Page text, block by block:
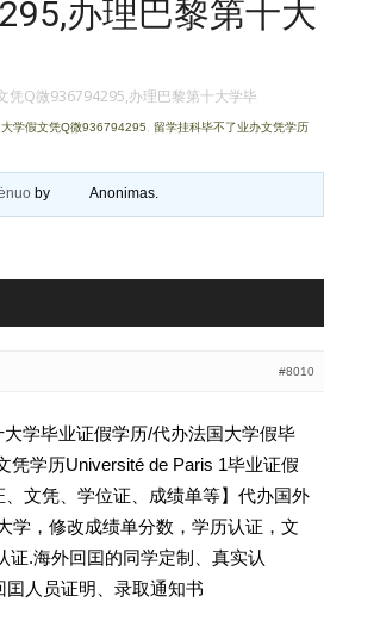
办理巴黎第十大
凭Q微936794295,办理巴黎第十大学毕
学假文凭Q微936794295
留学挂科毕不了业办文凭学历
by Anonimas.
#8010
学毕业证假学历/代办法国大学假毕
学历Université de Paris 1毕业证假
文凭、学位证、成绩单等】代办国外
学，修改成绩单分数，学历认证，文
证.海外回囯的同学定制、真实认
人员证明、录取通知书